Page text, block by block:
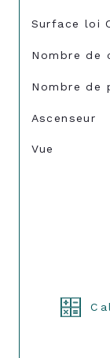
Surface loi
Nombre de
Nombre de
Ascenseur
Vue